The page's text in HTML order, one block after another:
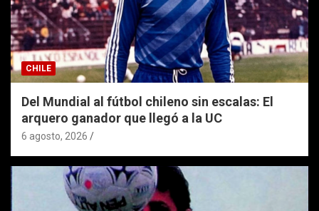
CHILE
Del Mundial al fútbol chileno sin escalas: El
arquero ganador que llegó a la UC
6 agosto, 2026